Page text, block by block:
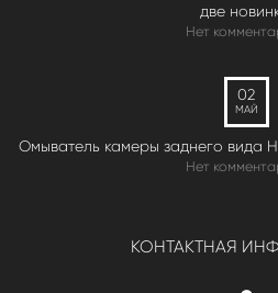
две
Нет
02
МАЙ
Омыватель камеры заднего вида
Нет
КОНТАКТНАЯ